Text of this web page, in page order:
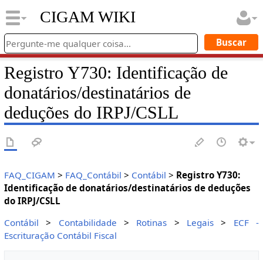
CIGAM WIKI
Registro Y730: Identificação de
donatários/destinatários de
deduções do IRPJ/CSLL
FAQ_CIGAM > FAQ_Contábil > Contábil > Registro Y730:
Identificação de donatários/destinatários de deduções
do IRPJ/CSLL
Contábil > Contabilidade > Rotinas > Legais > ECF -
Escrituração Contábil Fiscal